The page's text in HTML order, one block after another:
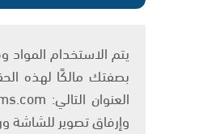
بصفتك مالكًا لهذه
وإرفاق تصوير